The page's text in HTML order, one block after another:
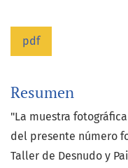
pdf
Resumen
"La muestra
del presente número
Taller de Desnudo y